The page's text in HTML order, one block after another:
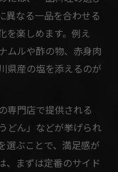
異なる一品を合わせる
を楽しめます。例え
ムルや酢の物、赤身肉
県産の塩を添えるのが
専門店で提供される
どん」などが挙げられ
選ぶことで、満足感が
、まずは定番のサイド